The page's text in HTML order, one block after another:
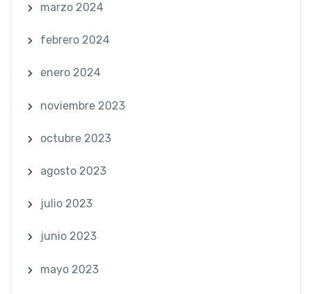
marzo 2024
febrero 2024
enero 2024
noviembre 2023
octubre 2023
agosto 2023
julio 2023
junio 2023
mayo 2023